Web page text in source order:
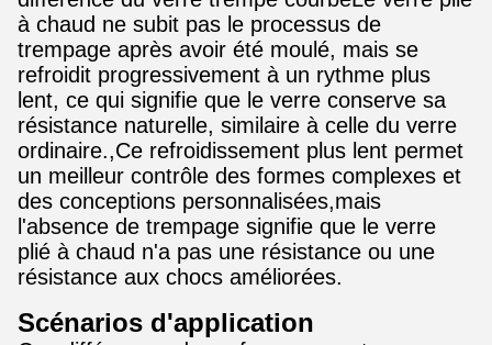
à chaud ne subit pas le processus de
trempage après avoir été moulé, mais se
refroidit progressivement à un rythme plus
lent, ce qui signifie que le verre conserve sa
résistance naturelle, similaire à celle du verre
ordinaire.,Ce refroidissement plus lent permet
un meilleur contrôle des formes complexes et
des conceptions personnalisées,mais
l'absence de trempage signifie que le verre
plié à chaud n'a pas une résistance ou une
résistance aux chocs améliorées.
Scénarios d'application